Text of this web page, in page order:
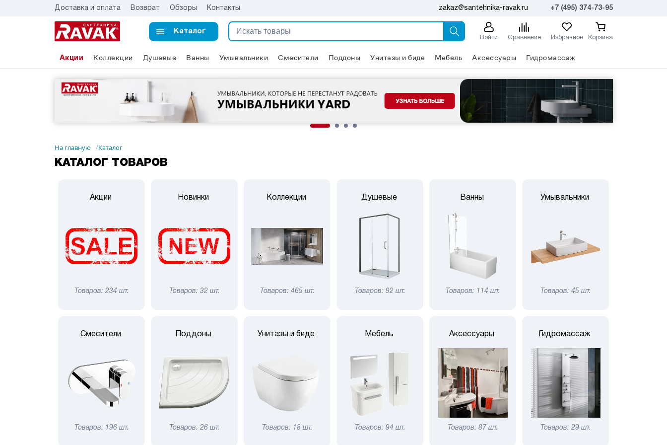
Доставка и оплата Возврат Обзоры Контакты zakaz@santehnika-ravak.ru +7 (495) 374-73-95
Каталог
Войти Сравнение Избранное Корзина
Акции Коллекции Душевые Ванны Умывальники Смесители Поддоны Унитазы и биде Мебель Аксессуары Гидромассаж
На главную /Каталог
КАТАЛОГ ТОВАРОВ
Акции
Товаров: 234 шт.
Новинки
Товаров: 32 шт.
Коллекции
Товаров: 465 шт.
Душевые
Товаров: 92 шт.
Ванны
Товаров: 114 шт.
Умывальники
Товаров: 45 шт.
Смесители
Товаров: 196 шт.
Поддоны
Товаров: 26 шт.
Унитазы и биде
Товаров: 18 шт.
Мебель
Товаров: 94 шт.
Аксессуары
Товаров: 87 шт.
Гидромассаж
Товаров: 29 шт.